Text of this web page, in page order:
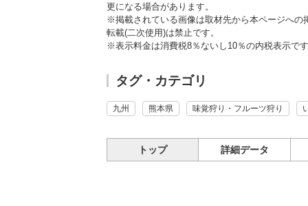
更になる場合があります。
※掲載されている画像は取材先から本ページへの
転載(二次使用)は禁止です。
※表示料金は消費税8％ないし10％の内税表示で
タグ・カテゴリ
九州 熊本県 味覚狩り・フルーツ狩り
トップ 詳細データ